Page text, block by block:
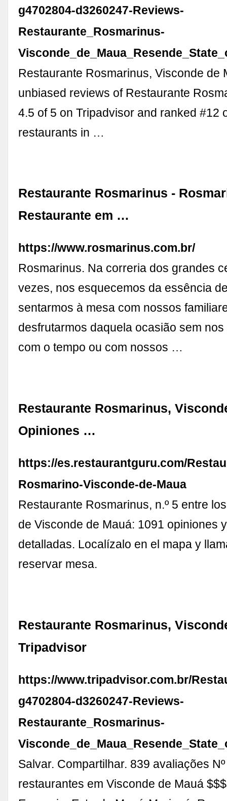
g4702804-d3260247-Reviews-
Restaurante_Rosmarinus-
Restaurante Rosmarinus, Visconde de
unbiased reviews of Restaurante
4.5 of 5 on Tripadvisor and ranked #12
restaurants in …
Restaurante Rosmarinus -
Restaurante em …
https://www.rosmarinus.com.br/
Rosmarinus. Na correria dos grandes
vezes, nos esquecemos da essência
sentarmos à mesa com nossos
desfrutarmos daquela ocasião sem
com o tempo ou com nossos …
Restaurante Rosmarinus,
Opiniones …
https://es.restaurantguru.com/
Rosmarino-Visconde-de-Maua
Restaurante Rosmarinus, n.º 5 entre
de Visconde de Mauá: 1091 opiniones
detalladas. Localízalo en el mapa y
reservar mesa.
Restaurante Rosmarinus,
Tripadvisor
https://www.tripadvisor.com.br/
g4702804-d3260247-Reviews-
Restaurante_Rosmarinus-
Salvar. Compartilhar. 839 avaliações
restaurantes em Visconde de Mauá